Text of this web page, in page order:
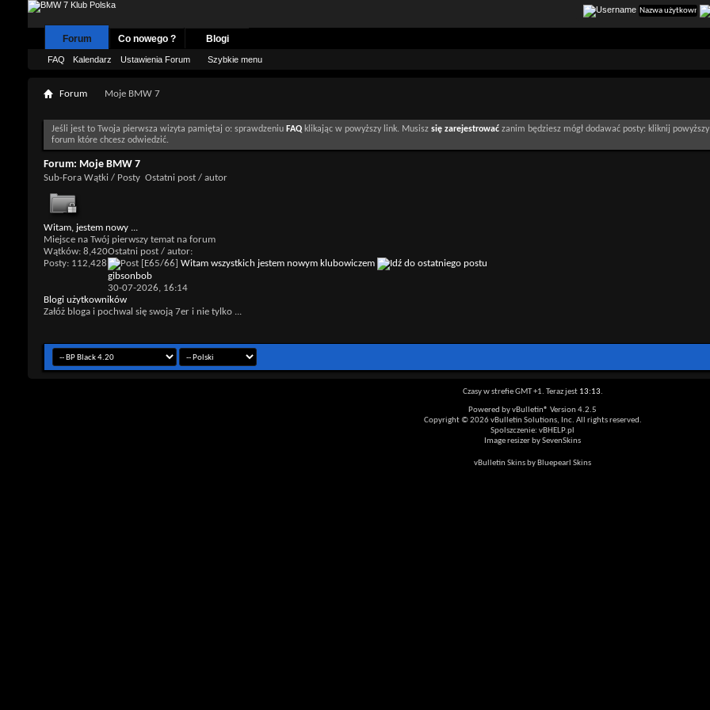
Forum
FAQ Kalendarz Ustawienia Forum Szybkie menu
Co nowego ? Blogi
Forum Moje BMW 7
Jeśli jest to Twoja pierwsza wizyta pamiętaj o: sprawdzeniu FAQ klikając w powyższy link. Musisz się zarejestrować zanim będziesz mógł dodawać posty: kliknij
forum które chcesz odwiedzić.
Forum: Moje BMW 7
Sub-Fora Wątki / Posty Ostatni post / autor
Witam, jestem nowy ...
Miejsce na Twój pierwszy temat na forum
Wątków: 8,420
Posty: 112,428
Ostatni post / autor:
[E65/66] Witam wszystkich jestem nowym klubowiczem
gibsonbob
30-07-2026, 16:14
Blogi użytkowników
Załóż bloga i pochwal się swoją 7er i nie tylko ...
Czasy w strefie GMT +1. Teraz jest 13:13.
Powered by vBulletin® Version 4.2.5
Copyright © 2026 vBulletin Solutions, Inc. All rights reserved.
Spolszczenie: vBHELP.pl
Image resizer by SevenSkins
vBulletin Skins by Bluepearl Skins